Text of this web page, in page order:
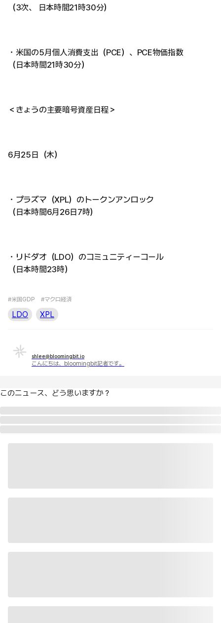
（3次、 日本時間21時30分）
・米国の5月個人消費支出（PCE）、PCE物価指数
（日本時間21時30分）
＜きょうの主要暗号資産日程＞
6月25日（木）
・プラズマ（XPL）のトークンアンロック
（日本時間6月26日7時）
・リドダオ（LDO）のコミュニティーコール
（日本時間23時）
#米国GDP #マクロ経済
LDO XPL
shlee@bloomingbit.io
こんにちは、bloomingbit記者です。
このニュース、どう思いますか？